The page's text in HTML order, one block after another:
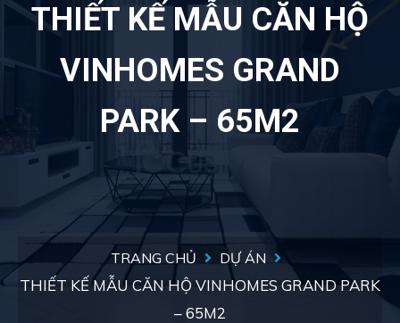
THIẾT KẾ MẪU CĂN HỘ
VINHOMES GRAND
PARK – 65M2
TRANG CHỦ DỰ ÁN
THIẾT KẾ MẪU CĂN HỘ VINHOMES GRAND PARK
– 65M2